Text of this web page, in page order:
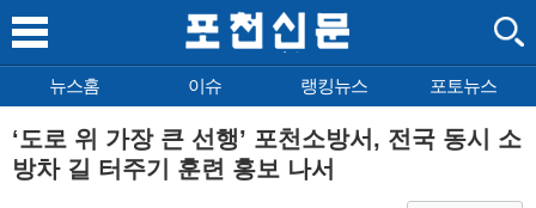
뉴스홈 이슈 랭킹뉴스 포토뉴스
‘도로 위 가장 큰 선행’ 포천소방서, 전국 동시 소
방차 길 터주기 훈련 홍보 나서